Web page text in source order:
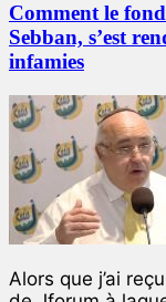
Comment le
Sebban, s’est
infamies
Alors que j’ai